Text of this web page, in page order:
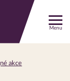
Menu
akce